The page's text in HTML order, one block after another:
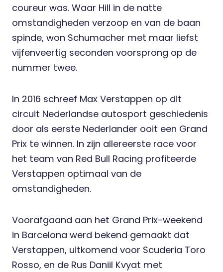
coureur was. Waar Hill in de natte
omstandigheden verzoop en van de baan
spinde, won Schumacher met maar liefst
vijfenveertig seconden voorsprong op de
nummer twee.
In 2016 schreef Max Verstappen op dit
circuit Nederlandse autosport geschiedenis
door als eerste Nederlander ooit een Grand
Prix te winnen. In zijn allereerste race voor
het team van Red Bull Racing profiteerde
Verstappen optimaal van de
omstandigheden.
Voorafgaand aan het Grand Prix-weekend
in Barcelona werd bekend gemaakt dat
Verstappen, uitkomend voor Scuderia Toro
Rosso, en de Rus Daniil Kvyat met